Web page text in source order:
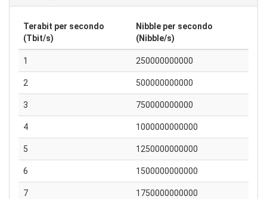
Terabit per secondo
(Tbit/s)
Nibble per secondo
(Nibble/s)
1 250000000000
2 500000000000
3 750000000000
4 1000000000000
5 1250000000000
6 1500000000000
7 1750000000000